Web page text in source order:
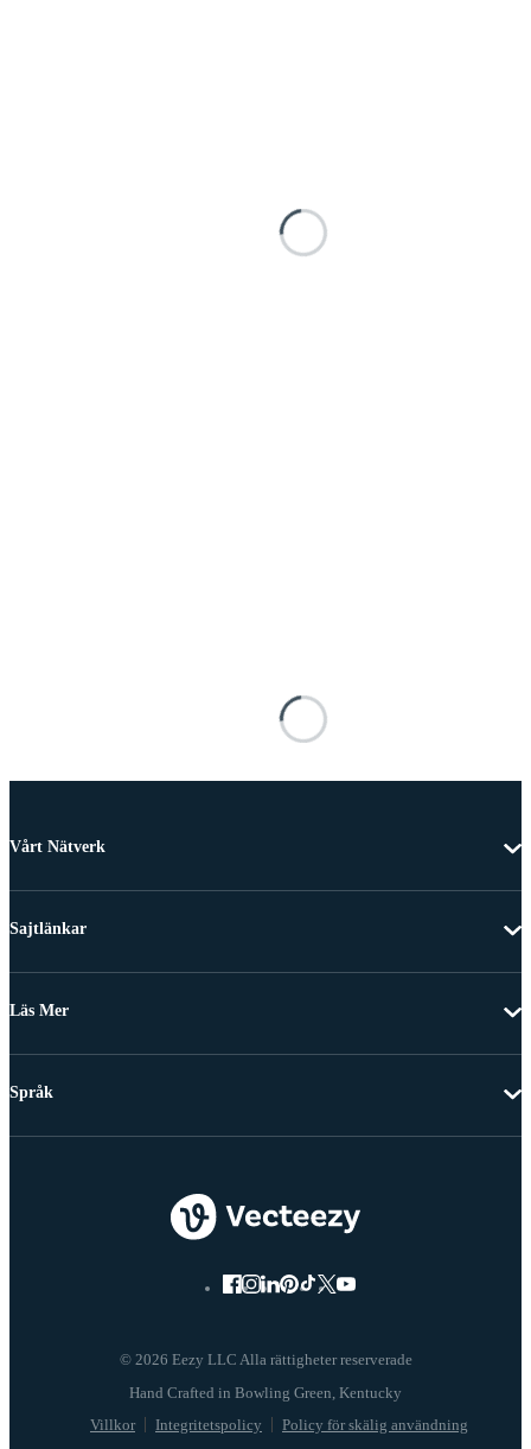
Vårt Nätverk
Sajtlänkar
Läs Mer
© 2026 Eezy LLC Alla rättigheter reserverade
Villkor Integritetspolicy Policy för skälig användning
Språk